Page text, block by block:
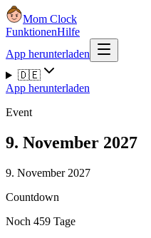
Mom Clock
FunktionenHilfe
App herunterladen
🇩🇪
App herunterladen
Event
9. November 2027
9. November 2027
Countdown
Noch 459 Tage